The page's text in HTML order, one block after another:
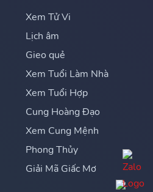
Xem Tử Vi
Lịch âm
Gieo quẻ
Xem Tuổi Làm Nhà
Xem Tuổi Hợp
Cung Hoàng Đạo
Xem Cung Mệnh
Phong Thủy
Giải Mã Giấc Mơ